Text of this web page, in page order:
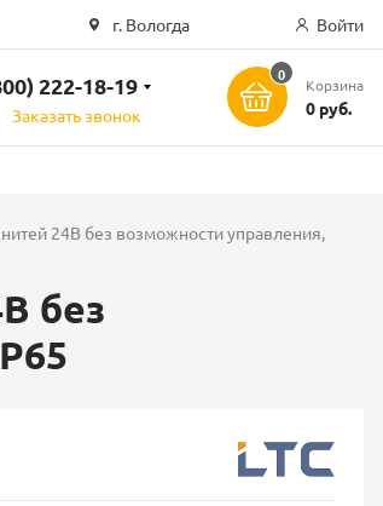
г. Вологда Войти
222-18-19
Заказать звонок
0
Корзина
0 руб.
24В без возможности управления,
без